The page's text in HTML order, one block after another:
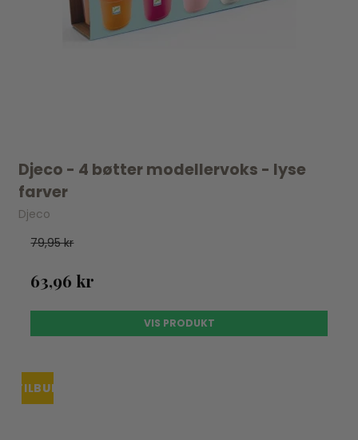
Djeco - 4 bøtter modellervoks - lyse
farver
Djeco
79,95 kr
63,96 kr
VIS PRODUKT
TILBUDUDSOLGT